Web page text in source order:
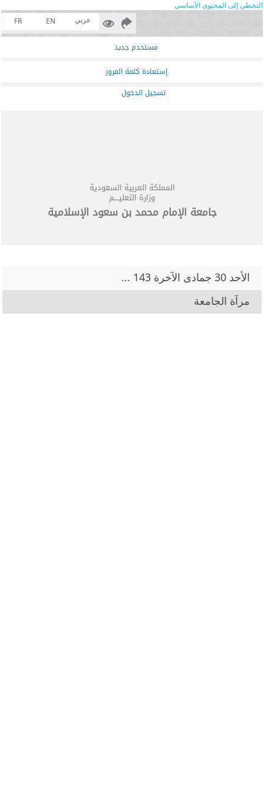
التخطي إلى المحتوى الأساسي
عربي
EN
FR
مستخدم جديد
إستعادة كلمة المرور
تسجيل الدخول
المملكة العربية السعودية
وزارة التعليــــم
جامعة الإمام محمد بن سعود الإسلامية
مرآة الجامعة
الأحد 30 جمادى الآخرة 143 ...